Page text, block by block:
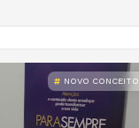
NOVO CONCEITO